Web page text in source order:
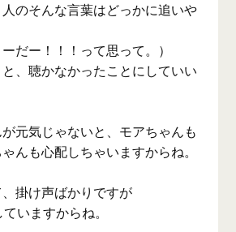
のそんな言葉はどっかに追いや
だー！！！って思って。）
、聴かなかったことにしていい
元気じゃないと、モアちゃんも
んも心配しちゃいますからね。
掛け声ばかりですが
いますからね。